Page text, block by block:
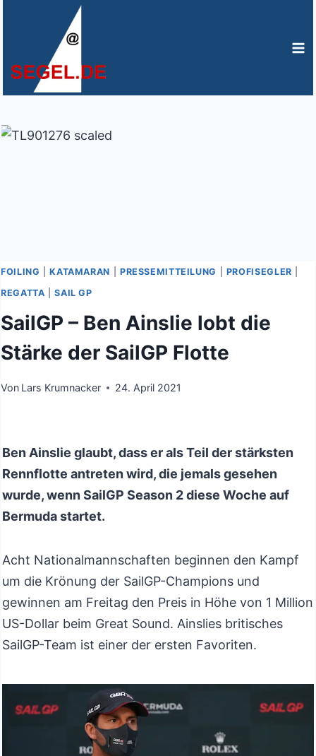
springen
FOILING |KATAMARAN PRESSEMITTEILUNG PROFISEGLER
REGATTA |SAIL GP
SailGP – Ben Ainslie lobt die
Stärke der SailGP Flotte
Von Lars Krumnacker 24. April 2021
Ben Ainslie glaubt, dass er als Teil der stärksten
Rennflotte antreten wird, die jemals gesehen
wurde, wenn SailGP Season 2 diese Woche auf
Bermuda startet.
Acht Nationalmannschaften beginnen den Kampf
um die Krönung der SailGP-Champions und
gewinnen am Freitag den Preis in Höhe von 1 Million
US-Dollar beim Great Sound. Ainslies britisches
SailGP-Team ist einer der ersten Favoriten.